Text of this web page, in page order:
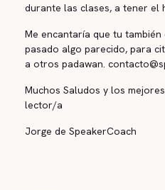
durante las clases, a tener el
Me encantaría que tu
pasado algo parecido, para
a otros padawan.
Muchos Saludos y los
lector/a
Jorge de SpeakerCoach